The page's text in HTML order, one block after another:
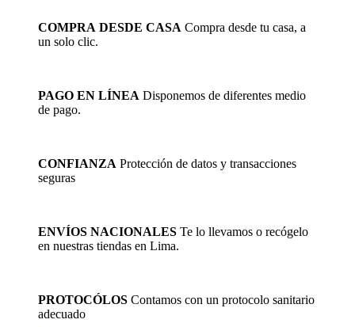
variantes.
elegir
producto
COMPRA DESDE CASA Compra desde tu casa, a
un solo clic.
PAGO EN LÍNEA Disponemos de diferentes medio
de pago.
CONFIANZA Protección de datos y transacciones
seguras
ENVÍOS NACIONALES Te lo llevamos o recógelo
en nuestras tiendas en Lima.
PROTOCÓLOS Contamos con un protocolo sanitario
adecuado